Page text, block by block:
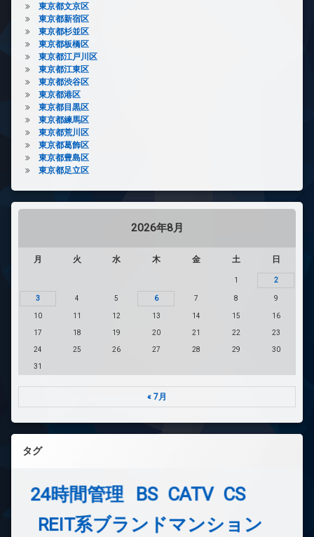
東京都文京区
東京都新宿区
東京都杉並区
東京都板橋区
東京都江戸川区
東京都江東区
東京都渋谷区
東京都港区
東京都目黒区
東京都練馬区
東京都荒川区
東京都葛飾区
東京都豊島区
東京都足立区
2026年8月
月 火 水 木 金 土 日
1 2
3 4 5 6 7 8 9
10 11 12 13 14 15 16
17 18 19 20 21 22 23
24 25 26 27 28 29 30
31
« 7月
タグ
24時間管理 BS CATV CS
REIT系ブランドマンション